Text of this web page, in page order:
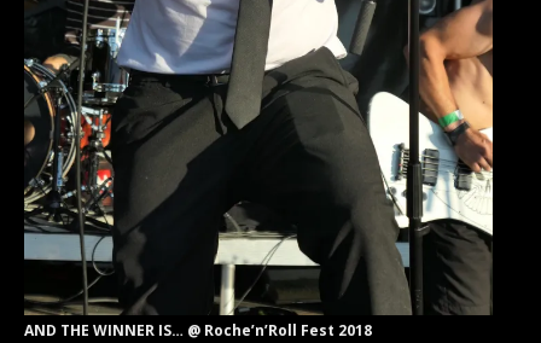
AND THE WINNER IS… @ Roche’n’Roll Fest 2018